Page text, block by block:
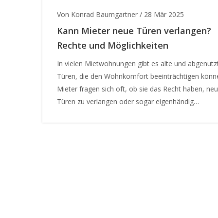
Von Konrad Baumgartner / 28 Mär 2025
Kann Mieter neue Türen verlangen?
Rechte und Möglichkeiten
In vielen Mietwohnungen gibt es alte und
Türen, die den Wohnkomfort beeinträchtigen
Mieter fragen sich oft, ob sie das Recht haben,
Türen zu verlangen oder sogar eigenhändig